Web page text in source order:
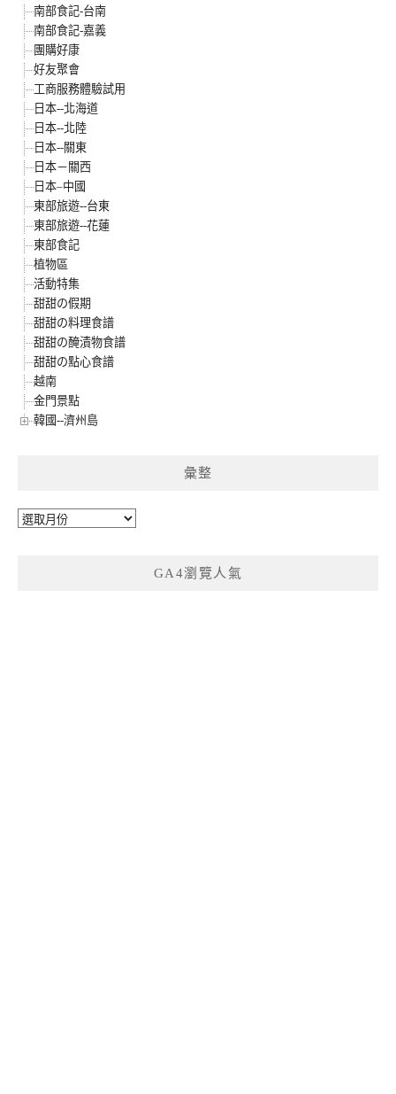
南部食記-台南
南部食記-嘉義
團購好康
好友聚會
工商服務體驗試用
日本--北海道
日本--北陸
日本--關東
日本－關西
日本–中國
東部旅遊--台東
東部旅遊--花蓮
東部食記
植物區
活動特集
甜甜の假期
甜甜の料理食譜
甜甜の醃漬物食譜
甜甜の點心食譜
越南
金門景點
韓國--濟州島
彙整
彙
GA4瀏覽人氣